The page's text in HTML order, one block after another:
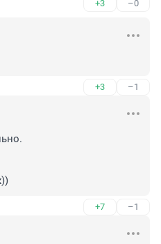
+3 –0
+3 –1
+7 –1